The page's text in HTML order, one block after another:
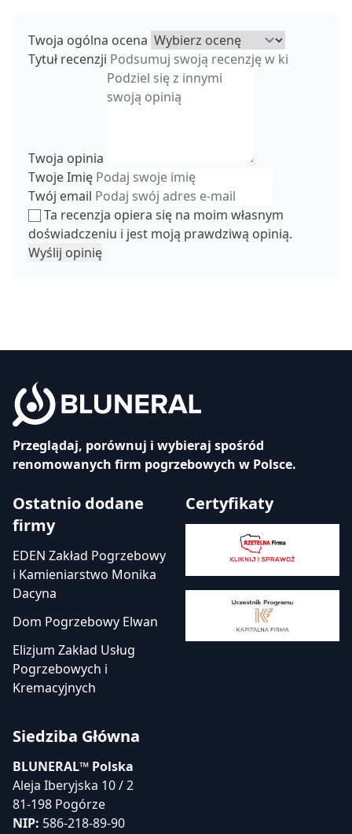
Twoja ogólna ocena
Tytuł recenzji
Twoja opinia
Twoje Imię
Twój email
Ta recenzja opiera się na moim własnym
doświadczeniu i jest moją prawdziwą opinią.
Wyślij opinię
Przeglądaj, porównuj i wybieraj spośród
renomowanych firm pogrzebowych w Polsce.
Ostatnio dodane
firmy
EDEN Zakład Pogrzebowy
i Kamieniarstwo Monika
Dacyna
Dom Pogrzebowy Elwan
Elizjum Zakład Usług
Pogrzebowych i
Kremacyjnych
Certyfikaty
Siedziba Główna
BLUNERAL™ Polska
Aleja Iberyjska 10 / 2
81-198 Pogórze
NIP: 586-218-89-90